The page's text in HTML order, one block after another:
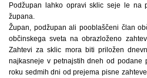
Podžupan lahko opravi sklic seje le na
župana.
Župan, podžupan ali pooblaščeni član
občinskega sveta na obrazloženo
Zahtevi za sklic mora biti priložen
najkasneje v petnajstih dneh od podane
roku sedmih dni od prejema pisne